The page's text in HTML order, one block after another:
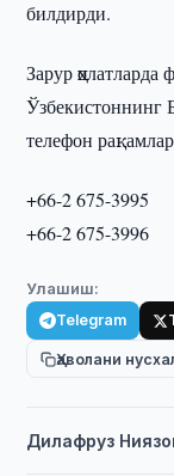
билдирди.
Зарур ҳолатларда
Ўзбекистоннинг
телефон
+66-2 675-3995
+66-2 675-3996
Улашиш:
Telegram
Ҳаволани
Дилафруз